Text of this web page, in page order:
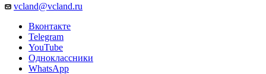
vcland@vcland.ru
Вконтакте
Telegram
YouTube
Одноклассники
WhatsApp